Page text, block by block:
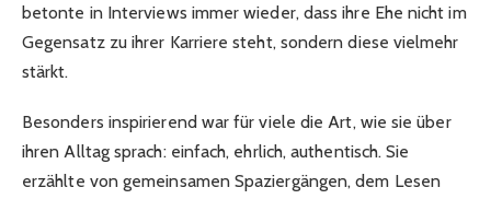
betonte in Interviews immer wieder, dass ihre Ehe nicht im
Gegensatz zu ihrer Karriere steht, sondern diese vielmehr
stärkt.
Besonders inspirierend war für viele die Art, wie sie über
ihren Alltag sprach: einfach, ehrlich, authentisch. Sie
erzählte von gemeinsamen Spaziergängen, dem Lesen